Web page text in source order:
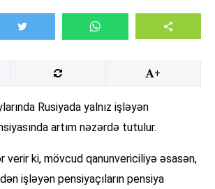
+
Rusiyada yalnız işləyən
artım nəzərdə tutulur.
verir ki, mövcud qanunvericiliyə əsasən,
işləyən pensiyaçıların pensiya